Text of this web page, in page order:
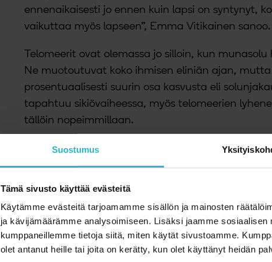
Suostumus
Tämä sivusto käyttää evästeitä
Käytämme evästeitä tarjoamamme sisällön ja mainosten
ja kävijämäärämme analysoimiseen. Lisäksi jaamme
kumppaneillemme tietoja siitä, miten käytät sivustoamme.
olet antanut heille tai joita on kerätty, kun olet käyttänyt heidän
ennenaikaisesti jo ennen kuin lapsi on syntynyt,
vaikuttaa myös lapseen”, Emma Vitikainen sanoo.
Telomeerit ovat olemassa jo silloin, kun munasolu
Ne muotoutuvat koko ihmisen eliniän ajan, mutta
prosentuaalisesti suurin osa kasvusta eli
tapahtuu sikiövaiheessa, myös telomeerien
tällöin nopeimmillaan.
Tuoreessa tutkimuksessa osoitetaan, että
sosioekonominen asema vaikuttaa siihen, minkä
Todennäköisesti se johtuu siitä, että köyhyyden
stressiä kokevan äidin elimistö erittää raskauden